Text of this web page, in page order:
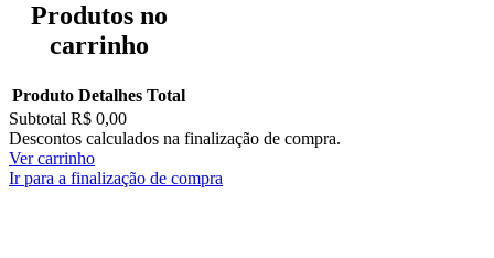
Produtos no
carrinho
Produto Detalhes Total
Subtotal R$ 0,00
Descontos calculados na finalização de compra.
Ver carrinho
Ir para a finalização de compra